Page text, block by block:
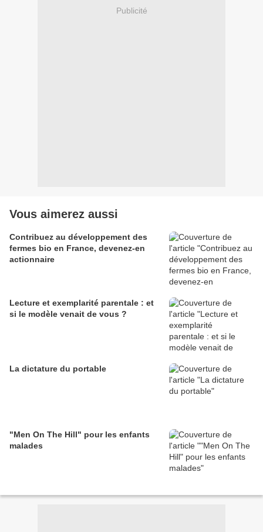
Publicité
Vous aimerez aussi
Contribuez au développement des
fermes bio en France, devenez-en
actionnaire
Lecture et exemplarité parentale : et
si le modèle venait de vous ?
La dictature du portable
"Men On The Hill" pour les enfants
malades